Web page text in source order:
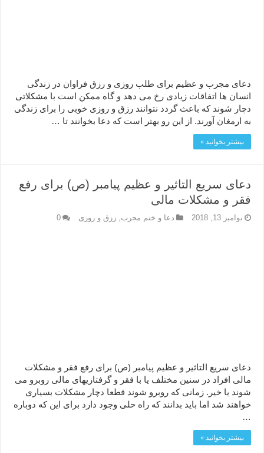
دعای مجرب و عظیم برای طلب روزی و رزق فراوان در زندگی
انسان ها اتفاقات زیادی رخ می دهد و گاه ممکن است با مشکلاتی
دچار شوند که باعث گردد نتوانند رزق و روزی خوبی را برای زندگی
به ارمغان آورند. از این رو بهتر است که دعا بخوانند تا …
بیشتر بخوانید »
دعای سریع التاثیر و عظیم پیامبر (ص) برای رفع
فقر و مشکلات مالی
نوامبر 13, 2018 دعا و ختم مجرب ,رزق و روزی 0
دعای سریع التاثیر و عظیم پیامبر (ص) برای رفع فقر و مشکلات
مالی افراد در سنین مختلف یا با فقر و گرفتاریهای مالی روبرو می
شوند یا خیر. زمانی که روبرو شوند قطعا دچار مشکلات بسیاری
خواهند شد اما باید بدانند که راه حلی وجود دارد برای این که دوباره
…
بیشتر بخوانید »